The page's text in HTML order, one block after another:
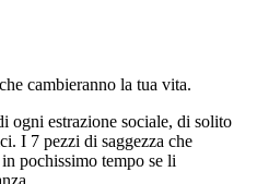
cambieranno la tua vita.
ogni estrazione sociale, di solito
I 7 pezzi di saggezza che
pochissimo tempo se li